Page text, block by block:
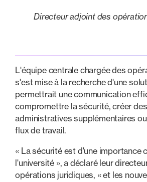
Directeur adjoint des
L'équipe centrale chargée des
s'est mise à la recherche d'une
permettrait une communication
compromettre la sécurité, créer
administratives supplémentaires
flux de travail.
« La sécurité est d'une importance
l'université », a déclaré leur
opérations juridiques, « et les